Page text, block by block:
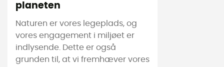
planeten
Naturen er vores legeplads, og
vores engagement i miljøet er
indlysende. Dette er også
grunden til, at vi fremhæver vores